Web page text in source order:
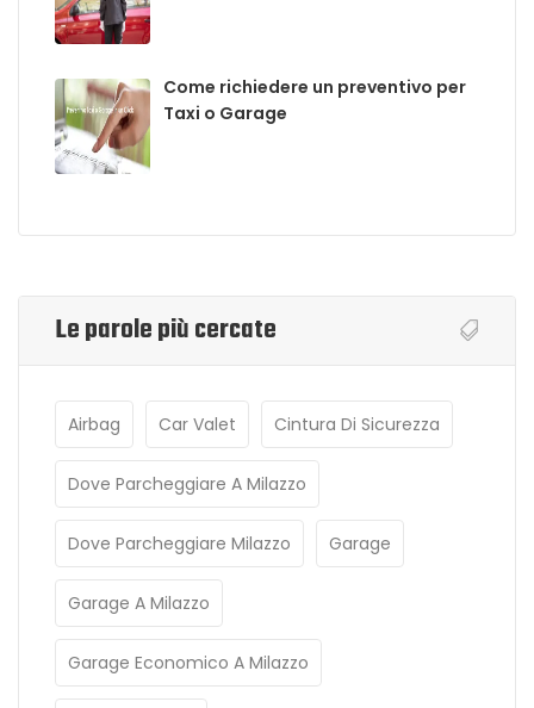
Come richiedere un preventivo per
Taxi o Garage
Le parole più cercate
Airbag Car Valet Cintura Di Sicurezza
Dove Parcheggiare A Milazzo
Dove Parcheggiare Milazzo Garage
Garage A Milazzo
Garage Economico A Milazzo